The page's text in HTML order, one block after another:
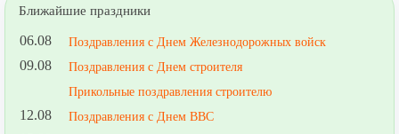
Ближайшие праздники
06.08 Поздравления с Днем Железнодорожных войск
09.08
Поздравления с Днем строителя
Прикольные поздравления строителю
12.08 Поздравления с Днем ВВС